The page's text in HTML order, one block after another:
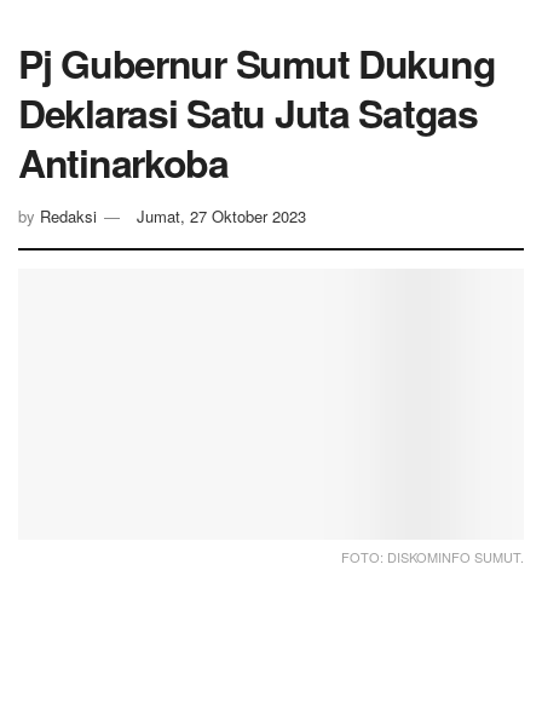
Pj Gubernur Sumut Dukung
Deklarasi Satu Juta Satgas
Antinarkoba
by Redaksi Jumat, 27 Oktober 2023
FOTO: DISKOMINFO SUMUT.